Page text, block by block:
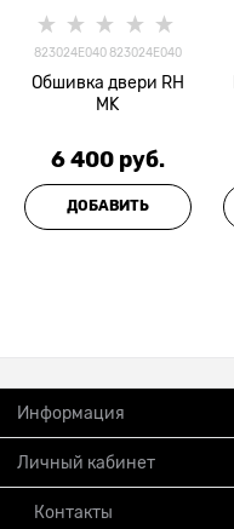
823024E040 823024E040
Обшивка двери RH
MK
6 400 руб.
ДОБАВИТЬ
Информация
Личный кабинет
Контакты